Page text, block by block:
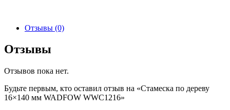
Отзывы (0)
Отзывы
Отзывов пока нет.
Будьте первым, кто оставил отзыв на «Стамеска по дереву
16×140 мм WADFOW WWC1216»